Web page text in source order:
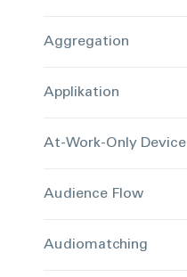
Aggregation
Applikation
At-Work-Only Device
Audience Flow
Audiomatching